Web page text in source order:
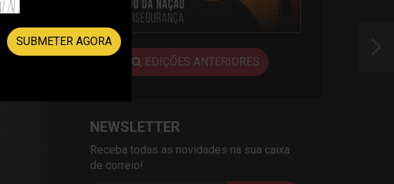
EDIÇÕES ANTERIORES
NEWSLETTER
Receba todas as novidades na sua caixa
de correio!
SUBMETER AGORA